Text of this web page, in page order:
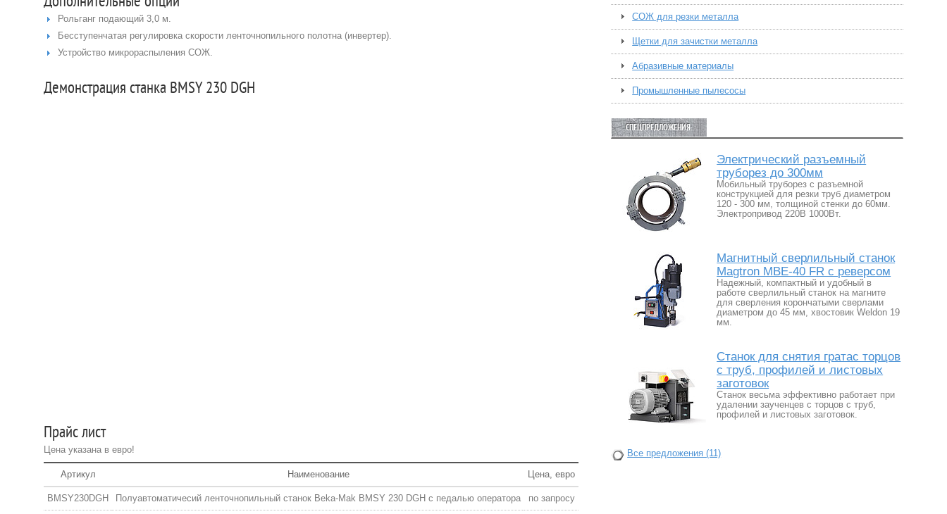
Рольганг подающий 3,0 м.
Бесступенчатая регулировка скорости ленточнопильного полотна (инвертер).
Устройство микрораспыления СОЖ.
Демонстрация станка BMSY 230 DGH
Прайс лист
Цена указана в евро!
Артикул Наименование Цена, евро
BMSY230DGH Полуавтоматичесий ленточнопильный станок Beka-Mak BMSY 230 DGH с педалью оператора по запросу
СОЖ для резки металла
Щетки для зачистки металла
Абразивные материалы
Промышленные пылесосы
СПЕЦПРЕДЛОЖЕНИЯ:
Электрический разъемный
труборез до 300мм
Мобильный труборез с разъемной
конструкцией для резки труб диаметром
120 - 300 мм, толщиной стенки до 60мм.
Электропривод 220В 1000Вт.
Магнитный сверлильный станок
Magtron MBE-40 FR с реверсом
Надежный, компактный и удобный в
работе сверлильный станок на магните
для сверления корончатыми сверлами
диаметром до 45 мм, хвостовик Weldon 19
мм.
Станок для снятия гратас торцов
с труб, профилей и листовых
заготовок
Станок весьма эффективно работает при
удалении заученцев с торцов с труб,
профилей и листовых заготовок.
Все предложения (11)